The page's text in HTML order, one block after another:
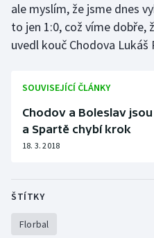
Krasobruslení
Lyže a snowboard
Moderní pětiboj
Olympijské hry
Parasport
ale myslím, že jsme dnes
to jen 1:0, což víme dobře,
uvedl kouč Chodova Lukáš
SOUVISEJÍCÍ ČLÁNKY
Chodov a Boleslav
a Spartě chybí krok
18. 3. 2018
ŠTÍTKY
Florbal